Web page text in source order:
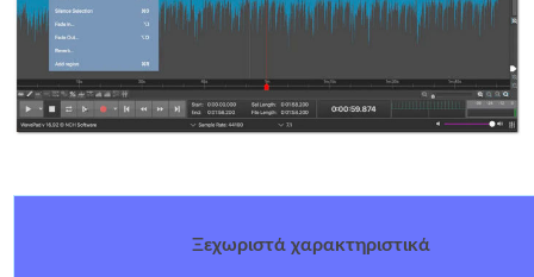
Ξεχωριστά χαρακτηριστικά